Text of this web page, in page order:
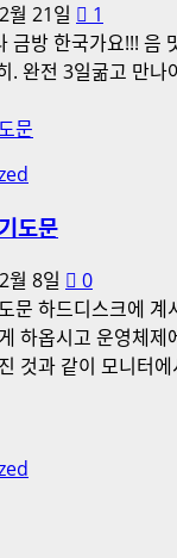
월 21일
1
금방 한국가요!!! 음
. 완전 3일굶고 만나
문
도문
월 8일
0
문 하드디스크에 계
하옵시고 운영체제
것과 같이 모니터에